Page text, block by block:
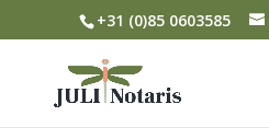
+31 (0)85 0603585